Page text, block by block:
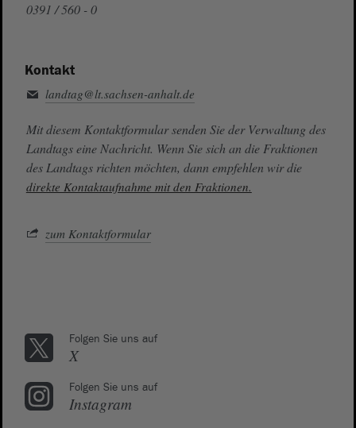
0391 / 560 - 0
Kontakt
landtag@lt.sachsen-anhalt.de
Mit diesem Kontaktformular senden Sie der Verwaltung des
Landtags eine Nachricht. Wenn Sie sich an die Fraktionen
des Landtags richten möchten, dann empfehlen wir die
direkte Kontaktaufnahme mit den Fraktionen.
zum Kontaktformular
Folgen Sie uns auf
X
Folgen Sie uns auf
Instagram